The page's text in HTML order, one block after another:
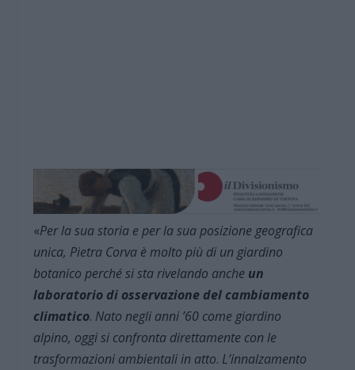
«Per la sua storia e per la sua posizione geografica
unica, Pietra Corva è molto più di un giardino
botanico perché si sta rivelando anche un
laboratorio di osservazione del cambiamento
climatico. Nato negli anni ’60 come giardino
alpino, oggi si confronta direttamente con le
trasformazioni ambientali in atto. L’innalzamento